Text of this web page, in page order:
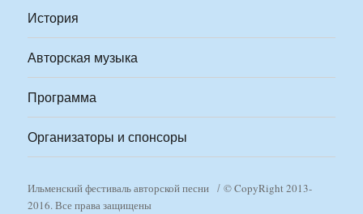
История
Авторская музыка
Программа
Организаторы и спонсоры
Ильменский фестиваль авторской песни
© CopyRight 2013-
2016. Все права защищены